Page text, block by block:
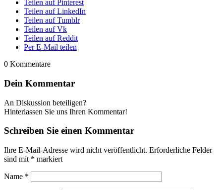
Teilen auf Pinterest
Teilen auf LinkedIn
Teilen auf Tumblr
Teilen auf Vk
Teilen auf Reddit
Per E-Mail teilen
0 Kommentare
Dein Kommentar
An Diskussion beteiligen?
Hinterlassen Sie uns Ihren Kommentar!
Schreiben Sie einen Kommentar
Ihre E-Mail-Adresse wird nicht veröffentlicht. Erforderliche Felder
sind mit * markiert
Name *